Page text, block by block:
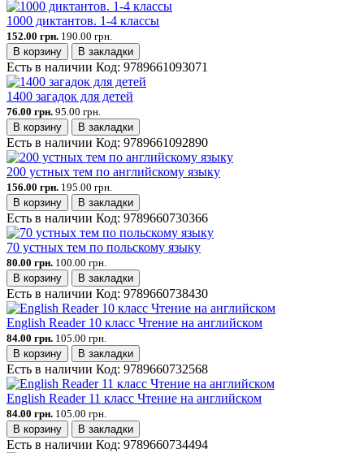
1000 диктантов. 1-4 классы
152.00 грн. 190.00 грн.
В корзину
В закладки
Есть в наличии Код: 9789661093071
1400 загадок для детей
76.00 грн. 95.00 грн.
В корзину
В закладки
Есть в наличии Код: 9789661092890
200 устных тем по английскому языку
156.00 грн. 195.00 грн.
В корзину
В закладки
Есть в наличии Код: 9789660730366
70 устных тем по польскому языку
80.00 грн. 100.00 грн.
В корзину
В закладки
Есть в наличии Код: 9789660738430
English Reader 10 класс Чтение на английском
84.00 грн. 105.00 грн.
В корзину
В закладки
Есть в наличии Код: 9789660732568
English Reader 11 класс Чтение на английском
84.00 грн. 105.00 грн.
В корзину
В закладки
Есть в наличии Код: 9789660734494